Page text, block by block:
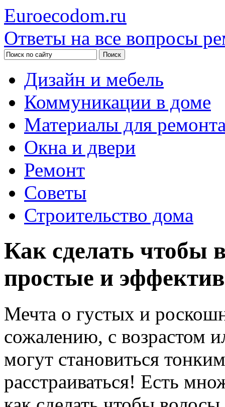
Euroecodom.ru
Ответы на все вопросы
Дизайн и мебель
Коммуникации в доме
Материалы для
Окна и двери
Ремонт
Советы
Строительство дома
Как сделать чтобы
простые и
Мечта о густых и
сожалению, с возрастом
могут становиться
расстраиваться! Есть